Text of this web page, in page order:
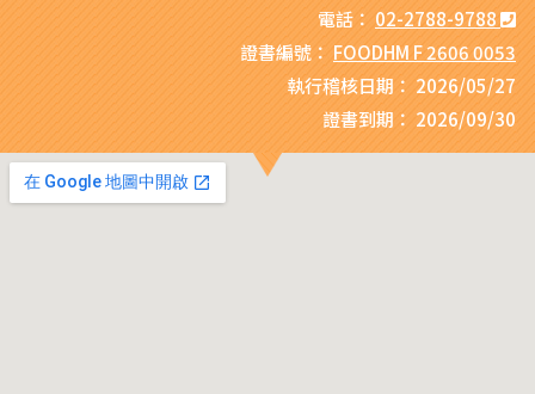
電話： 02-2788-9788
證書編號： FOODHM F 2606 0053
執行稽核日期： 2026/05/27
證書到期： 2026/09/30